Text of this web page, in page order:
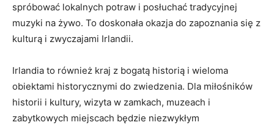
spróbować lokalnych potraw i posłuchać tradycyjnej
muzyki‌ na żywo. To doskonała okazja do zapoznania się z
kulturą i zwyczajami Irlandii.
Irlandia to również kraj z bogatą historią ‍i wieloma
obiektami historycznymi ‍do ‌zwiedzenia. Dla miłośników
historii i kultury, wizyta w zamkach, muzeach i
zabytkowych miejscach będzie niezwykłym